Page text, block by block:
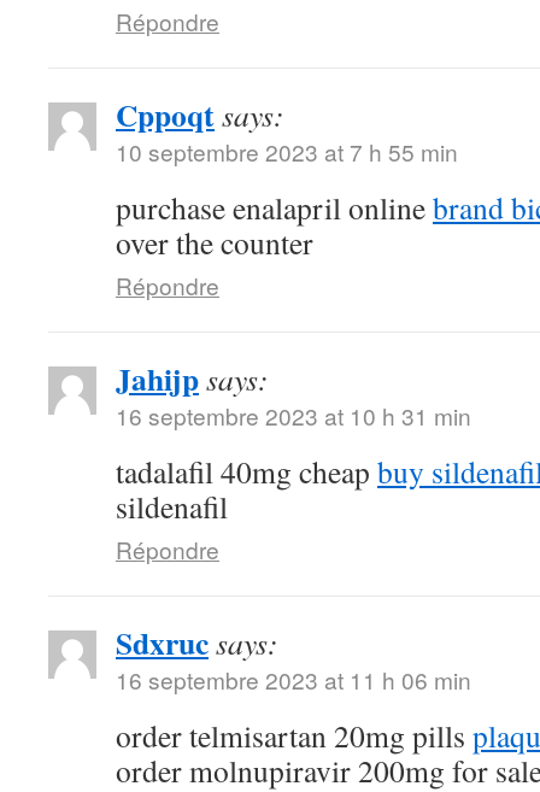
Répondre
Cppoqtsays:
10 septembre 2023 at 7 h 55 min
purchase enalapril onlinebrand
over the counter
Répondre
Jahijpsays:
16 septembre 2023 at 10 h 31 min
tadalafil 40mg cheap buy
sildenafil
Répondre
Sdxrucsays:
16 septembre 2023 at 11 h 06 min
order telmisartan 20mg pills
order molnupiravir 200mg for